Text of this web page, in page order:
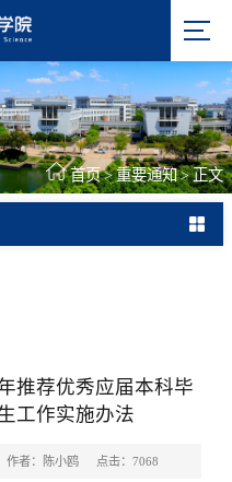
首页>重要通知>正文
推荐优秀应届本科毕
工作实施办法
作者：陈小鸥 点击： 7068